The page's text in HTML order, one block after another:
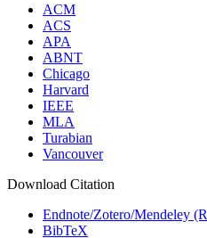
ACM
ACS
APA
ABNT
Chicago
Harvard
IEEE
MLA
Turabian
Vancouver
Download Citation
Endnote/Zotero/Mendeley
BibTeX